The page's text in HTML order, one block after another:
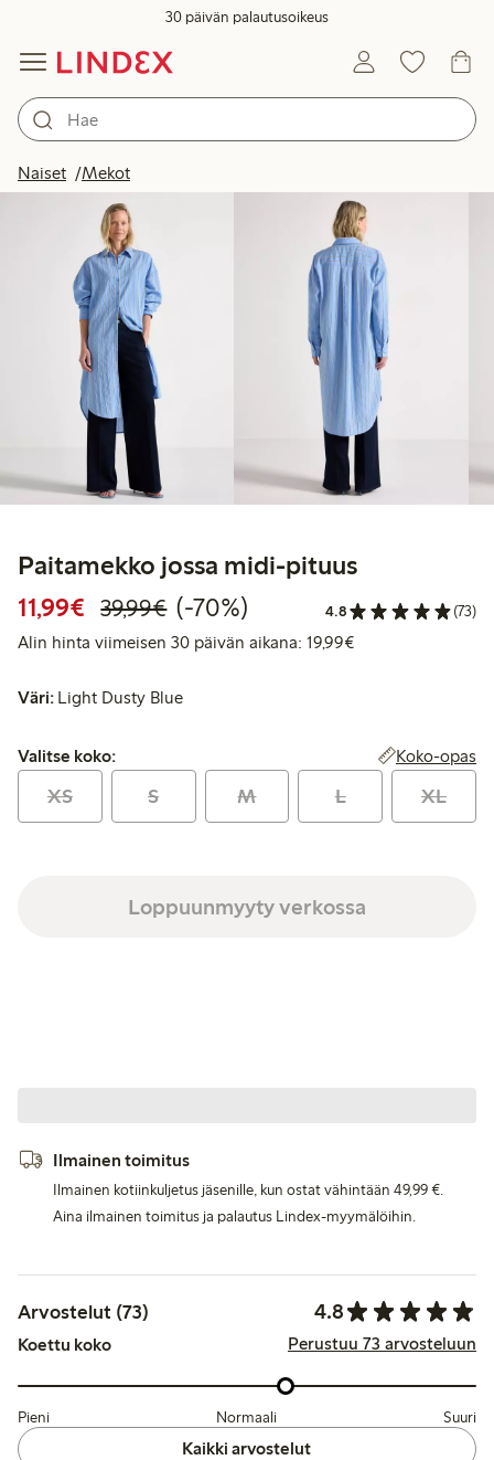
30 päivän palautusoikeus
Naiset Mekot
Paitamekko jossa midi-pituus
11,99€ Alennettu hinta: 11,99 €
39,99€Normaalihinta: 39,99 €
70% alennus
(-70%) 4.8 (73)
Alin hinta viimeisen 30 päivän aikana: 19,99€Alin hinta
Väri: Light Dusty Blue
Valitse koko:
Valitse koko: Koko-opas
XS S M L XL
Loppuunmyyty verkossa
Ilmainen toimitus
Ilmainen kotiinkuljetus jäsenille, kun ostat vähintään 49,99 €.
Aina ilmainen toimitus ja palautus Lindex-myymälöihin.
Arvostelut (73) 4.8
Koettu koko Perustuu 73 arvosteluun
Pieni Normaali Suuri
Kaikki arvostelut